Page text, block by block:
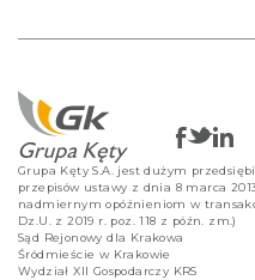
Grupa Kęty S.A. jest dużym
przepisów ustawy z dnia 8 marca
nadmiernym opóźnieniom w
Dz.U. z 2019 r. poz. 118 z późn. zm.)
Sąd Rejonowy dla Krakowa
Śródmieście w Krakowie
Wydział XII Gospodarczy KRS